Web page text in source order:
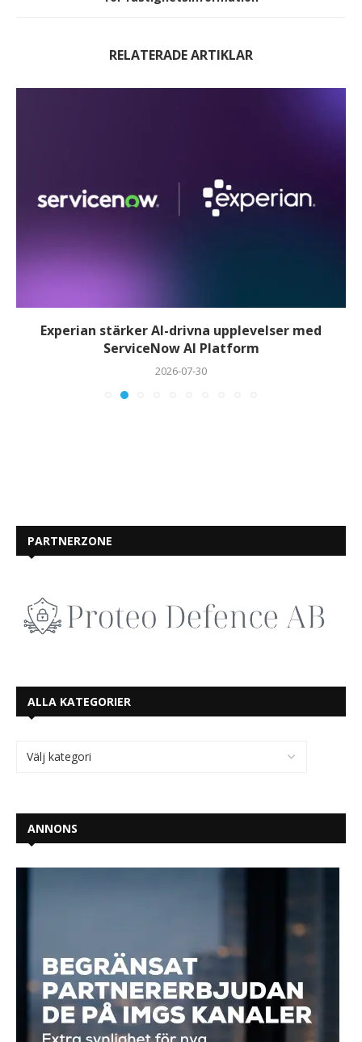
RELATERADE ARTIKLAR
Experian stärker AI-drivna upplevelser med
ServiceNow AI Platform
2026-07-30
PARTNERZONE
ALLA KATEGORIER
ANNONS